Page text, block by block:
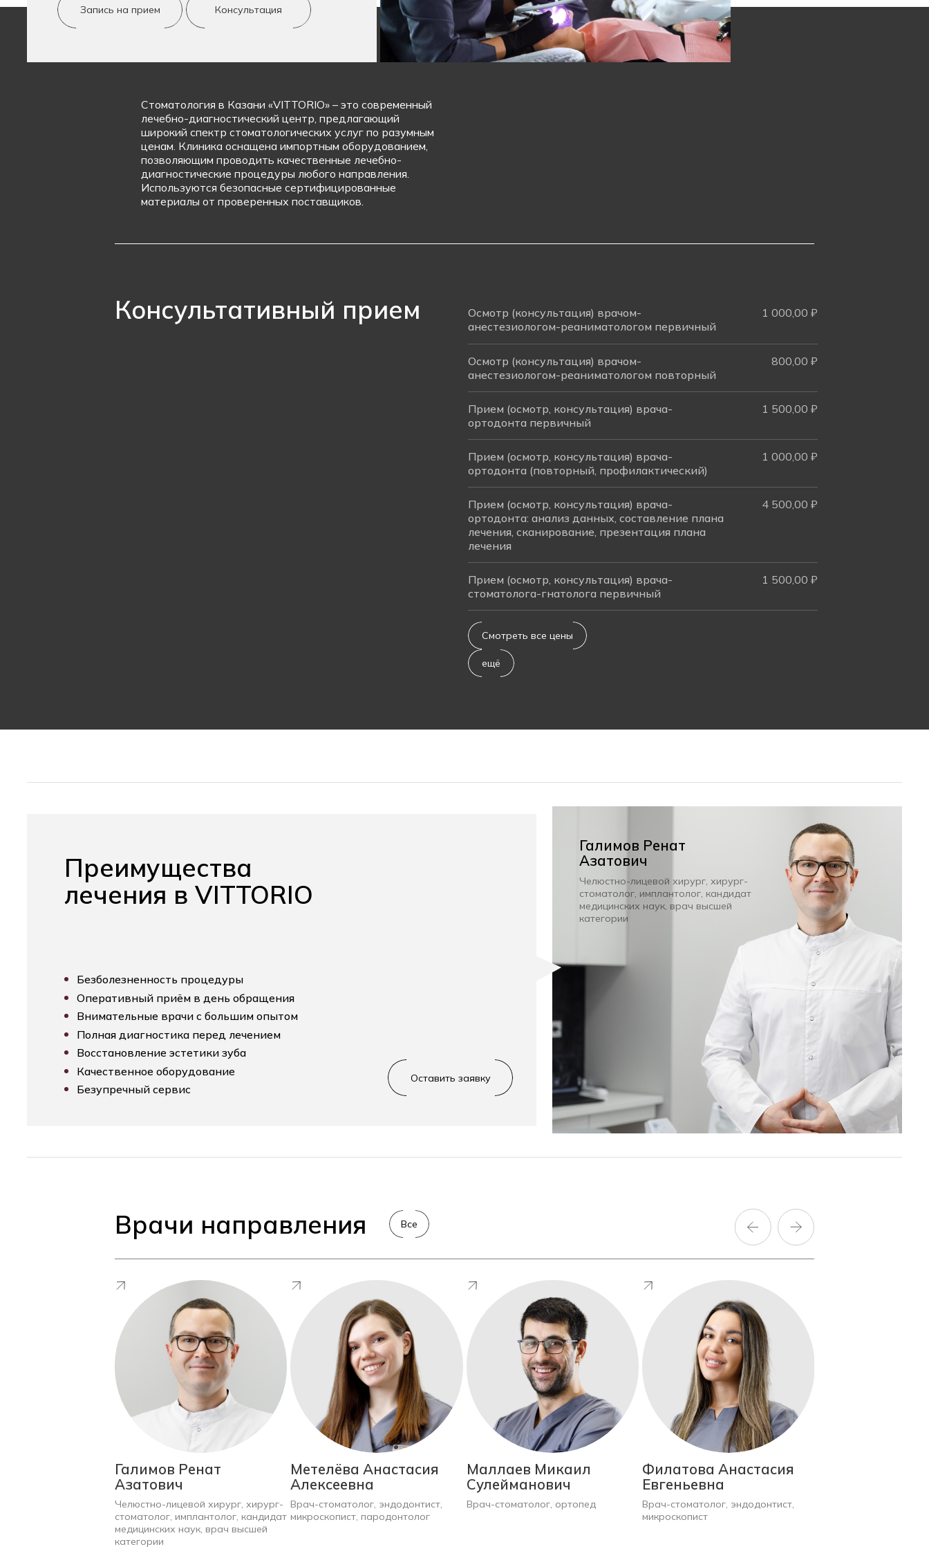
Запись на прием Консультация
Стоматология в Казани «VITTORIO» – это современный
лечебно-диагностический центр, предлагающий
широкий спектр стоматологических услуг по разумным
ценам. Клиника оснащена импортным оборудованием,
позволяющим проводить качественные лечебно-
диагностические процедуры любого направления.
Используются безопасные сертифицированные
материалы от проверенных поставщиков.
Консультативный прием
Осмотр (консультация) врачом-
анестезиологом-реаниматологом первичный
1 000,00 ₽
Осмотр (консультация) врачом-
анестезиологом-реаниматологом повторный
800,00 ₽
Прием (осмотр, консультация) врача-
ортодонта первичный
1 500,00 ₽
Прием (осмотр, консультация) врача-
ортодонта (повторный, профилактический)
1 000,00 ₽
Прием (осмотр, консультация) врача-
ортодонта: анализ данных, составление плана
лечения, сканирование, презентация плана
лечения
4 500,00 ₽
Прием (осмотр, консультация) врача-
стоматолога-гнатолога первичный
1 500,00 ₽
Смотреть все цены
ещё
Преимущества
лечения в VITTORIO
Безболезненность процедуры
Оперативный приём в день обращения
Внимательные врачи с большим опытом
Полная диагностика перед лечением
Восстановление эстетики зуба
Качественное оборудование
Безупречный сервис
Оставить заявку
Галимов Ренат
Азатович
Челюстно-лицевой хирург, хирург-
стоматолог, имплантолог, кандидат
медицинских наук, врач высшей
категории
Врачи направления Все
Галимов Ренат
Азатович
Челюстно-лицевой хирург, хирург-
стоматолог, имплантолог, кандидат
медицинских наук, врач высшей
категории
Метелёва Анастасия
Алексеевна
Врач-стоматолог, эндодонтист,
микроскопист, пародонтолог
Маллаев Микаил
Сулейманович
Врач-стоматолог, ортопед
Филатова Анастасия
Евгеньевна
Врач-стоматолог, эндодонтист,
микроскопист